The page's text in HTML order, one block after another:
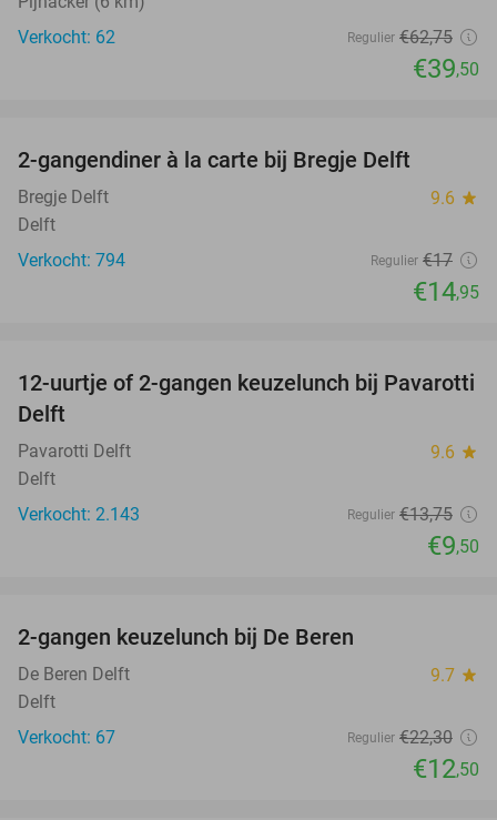
Verkocht: 62
Regulier €62,75
€39,50
2-gangendiner à la carte bij Bregje Delft
Bregje Delft 9.6 star
Delft
Verkocht: 794
Regulier €17
€14,95
31%
12-uurtje of 2-gangen keuzelunch bij Pavarotti
Delft
Pavarotti Delft 9.6 star
Delft
Verkocht: 2.143
Regulier €13,75
€9,50
2-gangen keuzelunch bij De Beren
De Beren Delft 9.7 star
Delft
Verkocht: 67
Regulier €22,30
€12,50